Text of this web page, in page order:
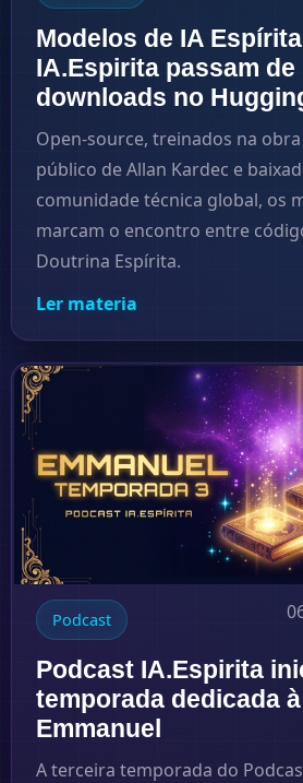
Modelos de IA
IA.Espirita passam de
downloads no
Open-source, treinados na
público de Allan Kardec e
comunidade técnica global, os
marcam o encontro entre
Doutrina Espírita.
Ler materia
Podcast
Podcast IA.Espirita
temporada dedicada
Emmanuel
A terceira temporada do